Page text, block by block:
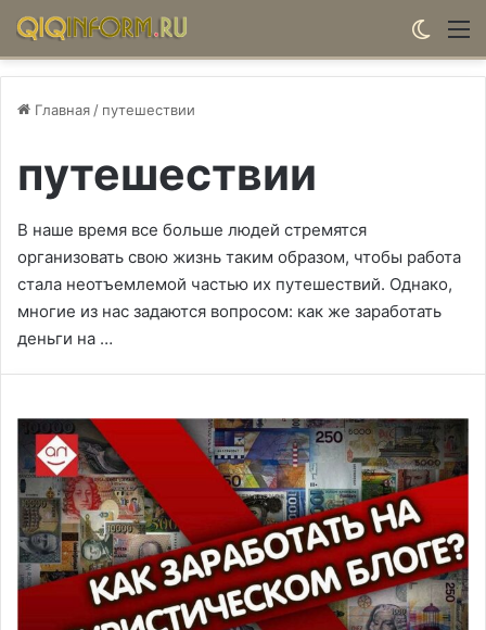
Главная / путешествии
путешествии
В наше время все больше людей стремятся
организовать свою жизнь таким образом, чтобы работа
стала неотъемлемой частью их путешествий. Однако,
многие из нас задаются вопросом: как же заработать
деньги на …